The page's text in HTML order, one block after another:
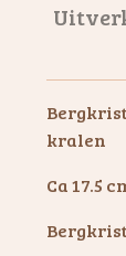
kralen
Ca 17.5